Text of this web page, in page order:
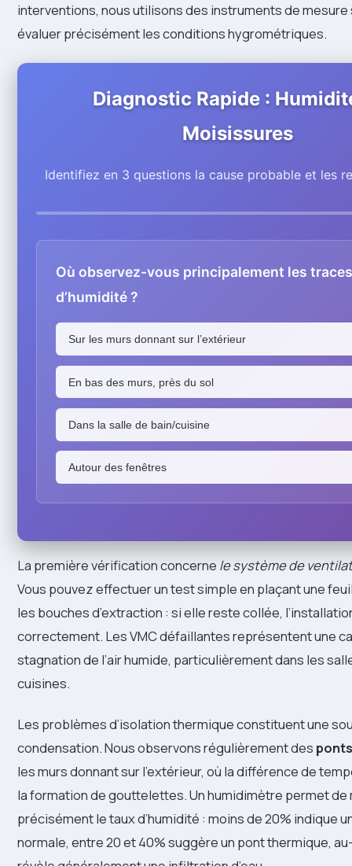
interventions, nous utilisons des instruments de
évaluer précisément les conditions hygrométriques.
Diagnostic Rapide :
Moisissures
Identifiez en 3 questions la cause probable et les
Où observez-vous principalement les traces
d’humidité ?
Sur les murs donnant sur l’extérieur
En bas des murs, près du sol
Dans la salle de bain/cuisine
Autour des fenêtres
La première vérification concerne le système de
Vous pouvez effectuer un test simple en plaçant une
les bouches d’extraction : si elle reste collée,
correctement. Les VMC défaillantes représentent une
stagnation de l’air humide, particulièrement dans les
cuisines.
Les problèmes d’isolation thermique constituent une
condensation. Nous observons régulièrement des
les murs donnant sur l’extérieur, où la différence de
la formation de gouttelettes. Un humidimètre permet de
précisément le taux d’humidité : moins de 20% indique
normale, entre 20 et 40% suggère un pont thermique,